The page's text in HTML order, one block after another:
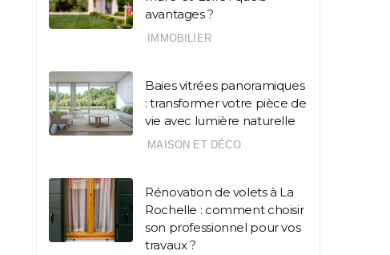
avantages ?
IMMOBILIER
Baies vitrées panoramiques
: transformer votre pièce de
vie avec lumière naturelle
MAISON ET DÉCO
Rénovation de volets à La
Rochelle : comment choisir
son professionnel pour vos
travaux ?